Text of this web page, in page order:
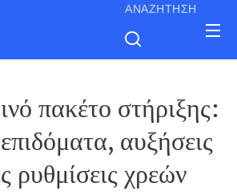
ΑΝΑΖΉΤΗΣΗ
πακέτο στήριξης:
αυξήσεις
ρυθμίσεις χρεών